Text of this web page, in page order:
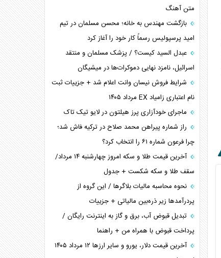
پیام، ظرفیت بالفعل‌نشده تجارت ایران
همسویی عربستان با سنتکام علیه متحدان ایران
ترامپ و توهم خلع سلاح حماس
چرا کویت به دنبال شریک امنیتی جدید است؟
متن آهنگ
بازگشت مهندس به خانه؛ محسن مسلمان در تیم
امید پرسپولیس رسماً کار خود را آغاز کرد
عبدل السید کیست؟ / پزشک مسلمان و منتقد
اسرائیل، نامزد نهایی دموکرات‌ها در میشیگان
شرایط فروش نیسان وانت اعلام شد + جزییات ثبت
نام اعتباری زامیاد EX مرداد ۱۴۰۵
ماجرای خودآزاری پرز هیلتون در لایو تیک تاک
راز شماره پیراهن محمد صلاح در ترکیه فاش شد؛
چرا فرعون شماره ۶۱ را انتخاب کرد؟
آخرین قیمت طلا و سکه امروز چهارشنبه ۱۴ مرداد/
سقف طلا و سکه شکست + جدول
نحوه محاسبه مالیات بلاگر‌ها / این گروه از
پردرآمد‌ها زیر ذره‌بین مالیاتی + جزییات
تبدیل قبوض آب، برق و گاز به اینترنت رایگان /
پرداخت قبوض با همراه من + راهنما
آخرین قیمت دلار، یورو و سایر ارز‌ها ۱۲ مرداد ۱۴۰۵